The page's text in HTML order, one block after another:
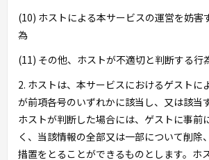
(10) ホストによる本サービスの運営を妨害
為
(11) その他、ホストが不適切と判断する行
2. ホストは、本サービスにおけるゲストに
が前項各号のいずれかに該当し、又は該当
ホストが判断した場合には、ゲストに事前
く、当該情報の全部又は一部について削除
措置をとることができるものとします。ホ